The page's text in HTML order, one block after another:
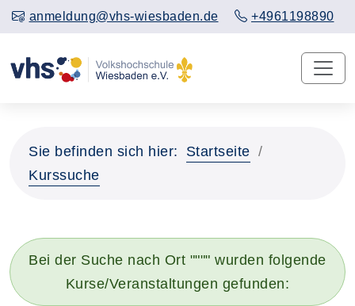
anmeldung@vhs-wiesbaden.de +4961198890
Sie befinden sich hier:
Startseite
Kurssuche
Bei der Suche nach Ort """" wurden folgende
Kurse/Veranstaltungen gefunden: